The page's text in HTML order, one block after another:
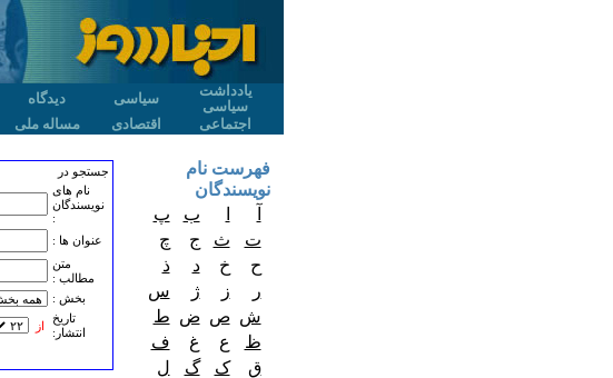
یادداشت
سیاسی
سیاسی دیدگاه
اجتماعی
اقتصادی مساله ملی
جستجو در
نام های
نویسندگان
:
عنوان ها :
متن
مطالب :
بخش :
تاريخ
انتشار:
از
فهرست نام
نویسندگان
ب
پ
ت
ث ج
چ
ح
خ د
ذ
ر
ز ژ
س
ش ص ض ط
ظ
ع غ
ف
ق
ک گ
ل